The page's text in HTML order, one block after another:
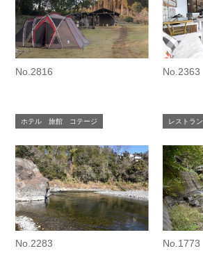
No.2816
ホテル 旅館 コテージ
No.2363
レストラン
No.2283 No.1773